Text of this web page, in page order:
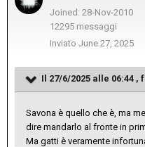
Joined: 28-Nov-2010
12295 messaggi
Inviato June 27, 2025
Il 27/6/2025 alle 06:44 ,
Savona è quello che è, ma
dire mandarlo al fronte in
Ma gatti è veramente